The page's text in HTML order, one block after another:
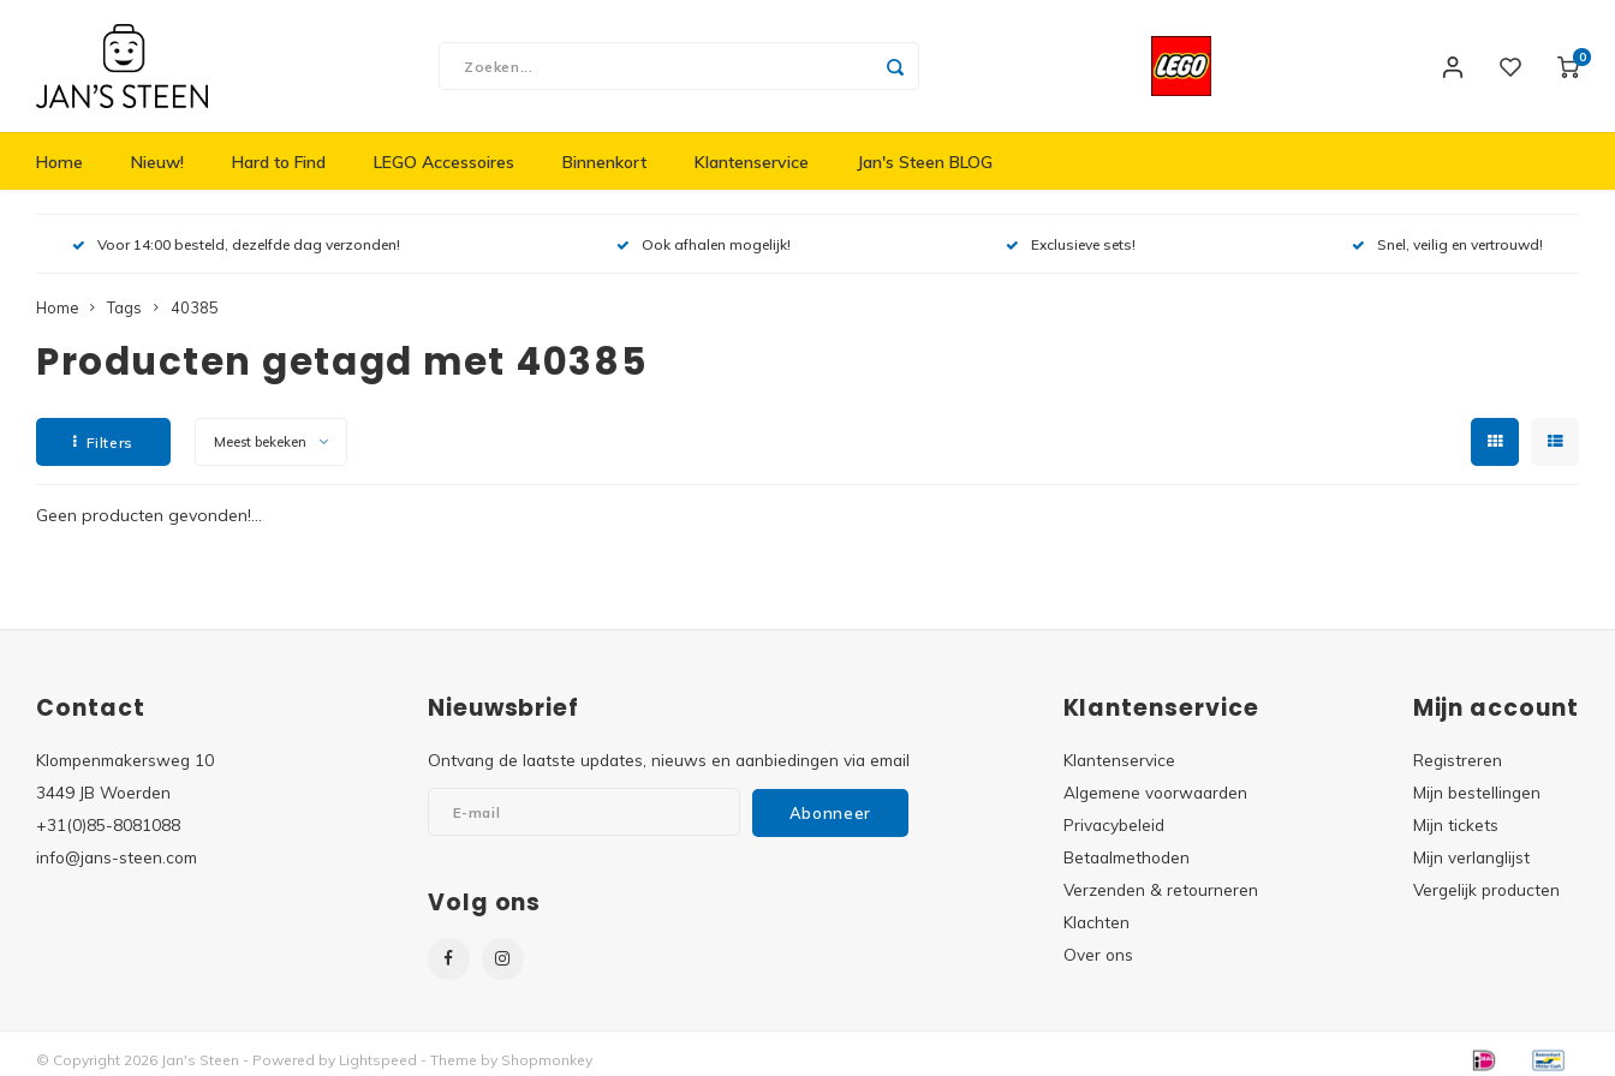
0
Home Nieuw! Hard to Find LEGO Accessoires Binnenkort Klantenservice Jan's Steen BLOG
Voor 14:00 besteld, dezelfde dag verzonden! Ook afhalen mogelijk! Exclusieve sets! Snel, veilig en vertrouwd!
Home Tags 40385
Producten getagd met 40385
Filters Meest bekeken
Geen producten gevonden!...
Contact
Klompenmakersweg 10
3449 JB Woerden
+31(0)85-8081088
info@jans-steen.com
Nieuwsbrief
Ontvang de laatste updates, nieuws en aanbiedingen via email
Abonneer
Volg ons
Klantenservice
Klantenservice
Algemene voorwaarden
Privacybeleid
Betaalmethoden
Verzenden & retourneren
Klachten
Over ons
Mijn account
Registreren
Mijn bestellingen
Mijn tickets
Mijn verlanglijst
Vergelijk producten
© Copyright 2026 Jan's Steen - Powered by Lightspeed - Theme by Shopmonkey